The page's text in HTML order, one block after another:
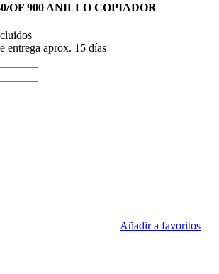
OF 900 ANILLO COPIADOR
entrega aprox. 15 días
Añadir a favoritos